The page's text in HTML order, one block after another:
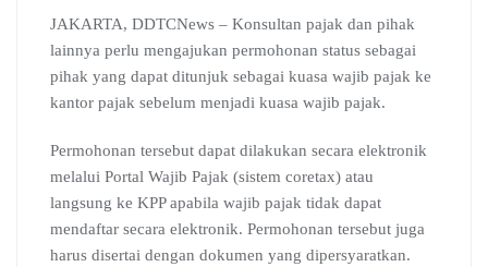
JAKARTA, DDTCNews – Konsultan pajak dan pihak
lainnya perlu mengajukan permohonan status sebagai
pihak yang dapat ditunjuk sebagai kuasa wajib pajak ke
kantor pajak sebelum menjadi kuasa wajib pajak.
Permohonan tersebut dapat dilakukan secara elektronik
melalui Portal Wajib Pajak (sistem coretax) atau
langsung ke KPP apabila wajib pajak tidak dapat
mendaftar secara elektronik. Permohonan tersebut juga
harus disertai dengan dokumen yang dipersyaratkan.